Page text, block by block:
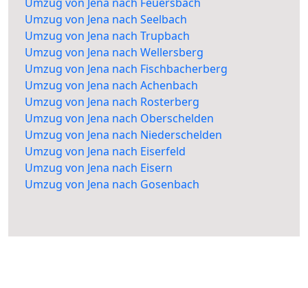
Umzug von Jena nach Seelbach
Umzug von Jena nach Trupbach
Umzug von Jena nach Wellersberg
Umzug von Jena nach Fischbacherberg
Umzug von Jena nach Achenbach
Umzug von Jena nach Rosterberg
Umzug von Jena nach Oberschelden
Umzug von Jena nach Niederschelden
Umzug von Jena nach Eiserfeld
Umzug von Jena nach Eisern
Umzug von Jena nach Gosenbach